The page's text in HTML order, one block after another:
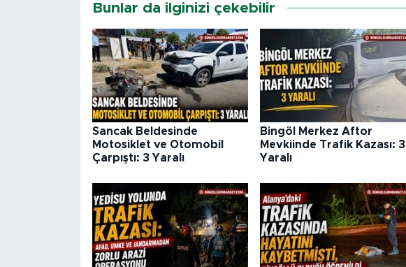
Bunlar da ilginizi çekebilir
Sancak Beldesinde
Motosiklet ve Otomobil
Çarpıştı: 3 Yaralı
Bingöl Merkez Aftor
Mevkiinde Trafik Kazası: 3
Yaralı